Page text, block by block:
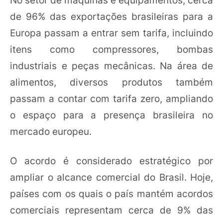
de 96% das exportações brasileiras para a
Europa passam a entrar sem tarifa, incluindo
itens como compressores, bombas
industriais e peças mecânicas. Na área de
alimentos, diversos produtos também
passam a contar com tarifa zero, ampliando
o espaço para a presença brasileira no
mercado europeu.
O acordo é considerado estratégico por
ampliar o alcance comercial do Brasil. Hoje,
países com os quais o país mantém acordos
comerciais representam cerca de 9% das